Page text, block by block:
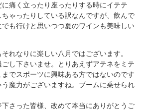
痛く立ったり座ったりする時にイテテ
ゃったりしている訳なんですが、飲んで
も行けと思いつつ夏のワインも美味しい
れなりに楽しい八月ではございます。
し下さいませ。とりあえずアテネをミテ
でスポーツに興味ある方ではないのです
魔力がございますね。ブームに乗せられ
さった皆様、改めて本当にありがとうご